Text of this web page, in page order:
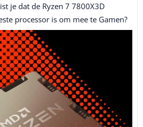
je dat de Ryzen 7 7800X3D
processor is om mee te Gamen?